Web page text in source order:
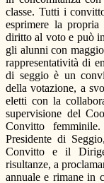
classe. Tutti i
esprimere la
diritto al voto e può
gli alunni con
rappresentatività di
di seggio è un
della votazione, a
eletti con la
supervisione del
Convitto
Presidente di
Convitto e il
risultanze, a
annuale e rimane in